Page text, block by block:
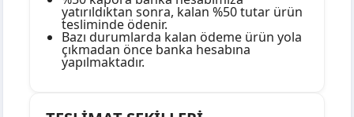
yatırıldıktan sonra, kalan %50 tutar ürün
tesliminde ödenir.
Bazı durumlarda kalan ödeme ürün yola
çıkmadan önce banka hesabına
yapılmaktadır.